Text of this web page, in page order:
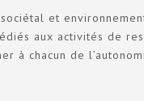
et
aux activités de
à chacun de